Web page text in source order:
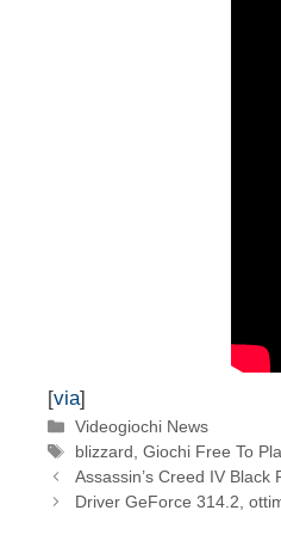
[via]
Categorie
Videogiochi News
Tag
blizzard,Giochi Free To
Assassin’s Creed IV
Driver GeForce 314.2,